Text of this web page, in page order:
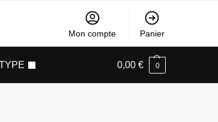
Mon compte Panier
0,00 € 0